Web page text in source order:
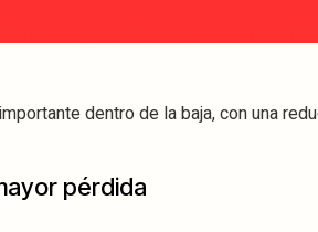
dentro de la baja, con una
pérdida